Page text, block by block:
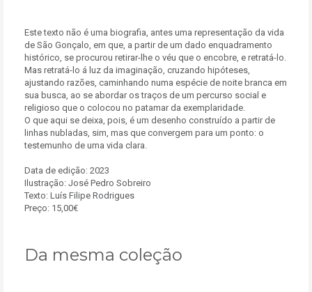
Este texto não é uma biografia, antes uma representação da vida
de São Gonçalo, em que, a partir de um dado enquadramento
histórico, se procurou retirar-lhe o véu que o encobre, e retratá-lo.
Mas retratá-lo á luz da imaginação, cruzando hipóteses,
ajustando razões, caminhando numa espécie de noite branca em
sua busca, ao se abordar os traços de um percurso social e
religioso que o colocou no patamar da exemplaridade.
O que aqui se deixa, pois, é um desenho construído a partir de
linhas nubladas, sim, mas que convergem para um ponto: o
testemunho de uma vida clara.
Data de edição: 2023
Ilustração: José Pedro Sobreiro
Texto: Luís Filipe Rodrigues
Preço: 15,00€
Da mesma coleção